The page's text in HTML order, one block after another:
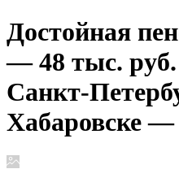
Достойная
— 48 тыс.
Санкт-
Хабаровске —